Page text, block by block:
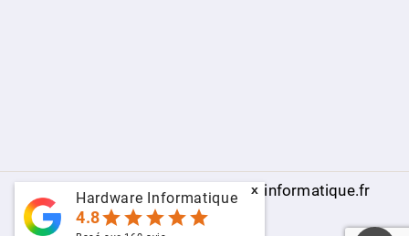
© 2009 - 2026 - www.hardware-informatique.fr
Hardware Informatique
4.8starstarstarstarstar
x